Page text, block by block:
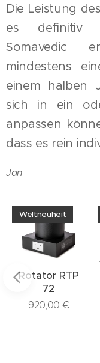
Die Leistung
es definitiv
Somavedic
mindestens
einem halben
sich in ein
anpassen
dass es rein
Jan
Rotator RTP
72
Weltneuheit
920,00 €